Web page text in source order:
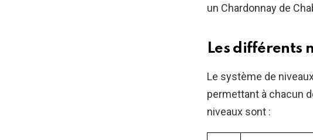
un Chardonnay de
Les différents
Le système de
permettant à chacun
niveaux sont :